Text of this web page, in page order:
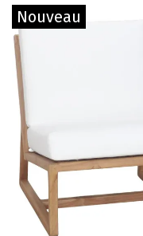
Nouveau